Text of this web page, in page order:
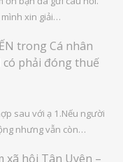
mình xin giải…
trong Cá nhân
phải đóng thuế
sau với ạ 1.Nếu người
nhưng vẫn còn…
xã hội Tân Uyên –